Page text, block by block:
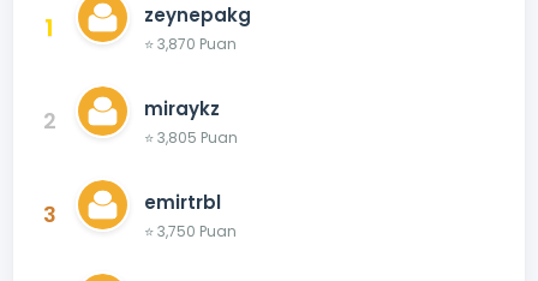
1 zeynepakg
⭐ 3,870 Puan
2 miraykz
⭐ 3,805 Puan
3 emirtrbl
⭐ 3,750 Puan